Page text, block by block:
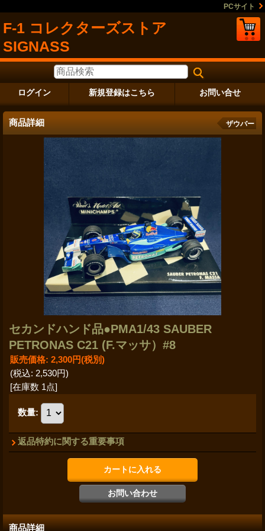
PCサイト
F-1 コレクターズストア
SIGNASS
ログイン 新規登録はこちら お問い合せ
商品詳細 ザウバー
セカンドハンド品●PMA1/43 SAUBER
PETRONAS C21 (F.マッサ）#8
販売価格: 2,300円(税別)
(税込: 2,530円)
[在庫数 1点]
数量:
返品特約に関する重要事項
商品詳細